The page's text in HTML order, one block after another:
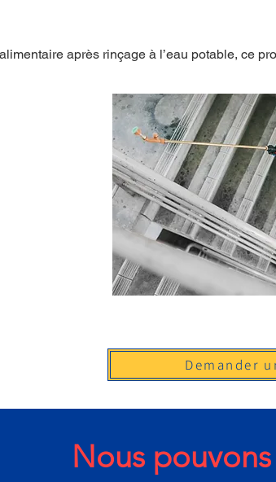
après rinçage à l’eau potable, ce
Demander
Nous